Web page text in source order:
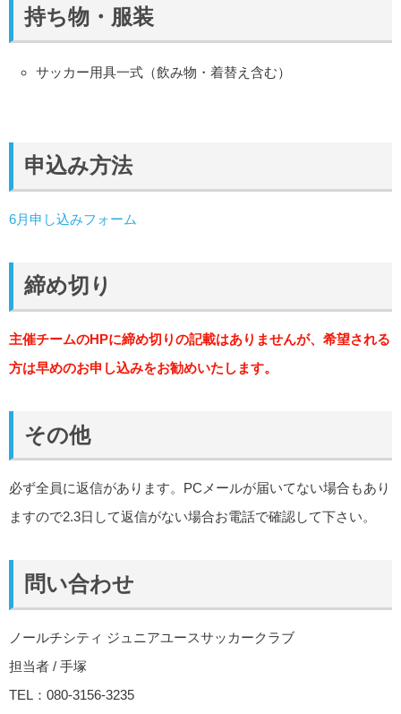
持ち物・服装
サッカー用具一式（飲み物・着替え含む）
申込み方法
6月申し込みフォーム
締め切り
主催チームのHPに締め切りの記載はありませんが、希望される
方は早めのお申し込みをお勧めいたします。
その他
必ず全員に返信があります。PCメールが届いてない場合もあり
ますので2.3日して返信がない場合お電話で確認して下さい。
問い合わせ
ノールチシティ ジュニアユースサッカークラブ
担当者 / 手塚
TEL：080-3156-3235